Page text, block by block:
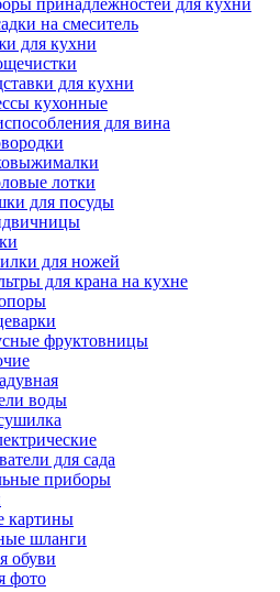
принадлежностей для кухни
на смеситель
для кухни
для кухни
кухонные
для вина
лотки
для посуды
для ножей
для крана на кухне
фруктовницы
воды
для сада
приборы
картины
шланги
обуви
фото